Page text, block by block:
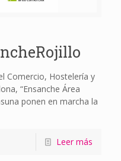
Comercio, Hostelería y
“Ensanche Área
ponen en marcha la
Leer más